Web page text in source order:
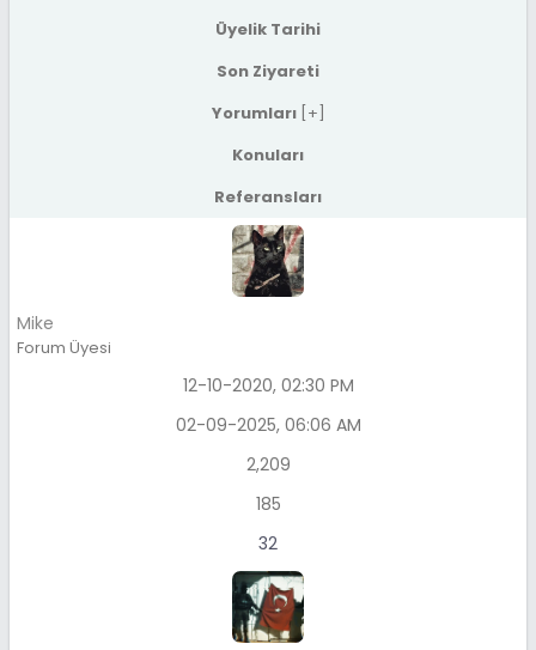
Üyelik Tarihi
Son Ziyareti
Yorumları [+]
Konuları
Referansları
Mike
Forum Üyesi
12-10-2020, 02:30 PM
02-09-2025, 06:06 AM
2,209
185
32